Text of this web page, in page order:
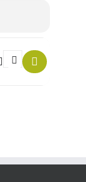
- Wald und
Destination Address